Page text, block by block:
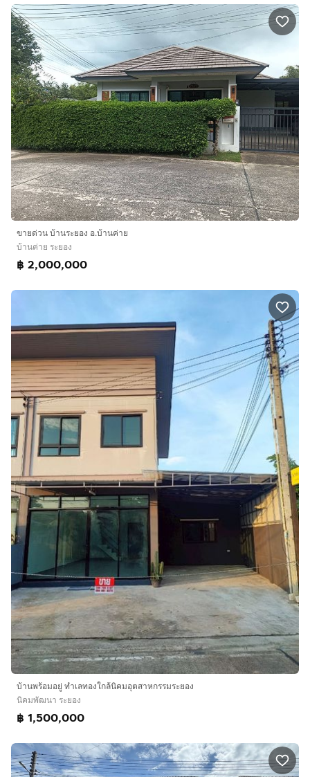
ขายด่วน บ้านระยอง อ.บ้านค่าย
บ้านค่าย ระยอง
฿ 2,000,000
บ้านพร้อมอยู่ ทำเลทองใกล้นิคมอุตสาหกรรมระยอง
นิคมพัฒนา ระยอง
฿ 1,500,000